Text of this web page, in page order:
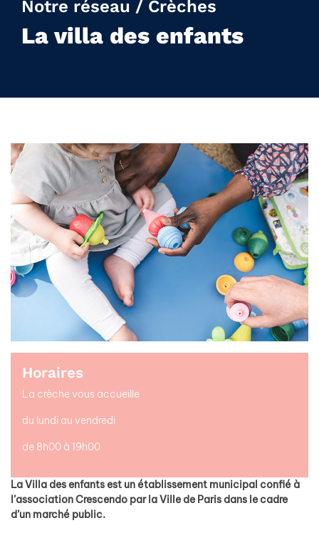
Notre réseau / Crèches
La villa des enfants
La Villa des enfants est un établissement municipal confié à
l’association Crescendo par la Ville de Paris dans le cadre
d’un marché public.
Horaires
La crèche vous accueille
du lundi au vendredi
de 8h00 à 19h00